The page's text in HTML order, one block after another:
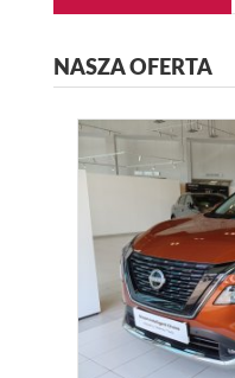
NASZA OFERTA